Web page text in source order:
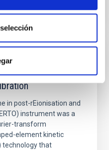
of
in post-rEionisation and
instrument was a
transform
element kinetic
technology that